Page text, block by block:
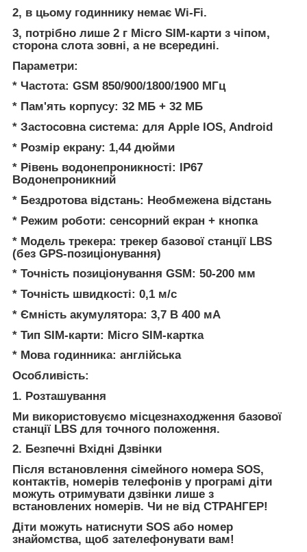
2, в цьому годиннику немає Wi-Fi.
3, потрібно лише 2 г Micro SIM-карти з чіпом,
сторона слота зовні, а не всередині.
Параметри:
* Частота: GSM 850/900/1800/1900 МГц
* Пам'ять корпусу: 32 МБ + 32 МБ
* Застосовна система: для Apple IOS, Android
* Розмір екрану: 1,44 дюйми
* Рівень водонепроникності: IP67
Водонепроникний
* Бездротова відстань: Необмежена відстань
* Режим роботи: сенсорний екран + кнопка
* Модель трекера: трекер базової станції LBS
(без GPS-позиціонування)
* Точність позиціонування GSM: 50-200 мм
* Точність швидкості: 0,1 м/с
* Ємність акумулятора: 3,7 В 400 мА
* Тип SIM-карти: Micro SIM-картка
* Мова годинника: англійська
Особливість:
1. Розташування
Ми використовуємо місцезнаходження базової
станції LBS для точного положення.
2. Безпечні Вхідні Дзвінки
Після встановлення сімейного номера SOS,
контактів, номерів телефонів у програмі діти
можуть отримувати дзвінки лише з
встановлених номерів. Чи не від СТРАНГЕР!
Діти можуть натиснути SOS або номер
знайомства, щоб зателефонувати вам!